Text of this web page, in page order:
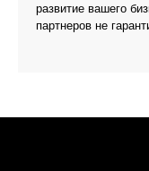
развитие вашего
партнеров не